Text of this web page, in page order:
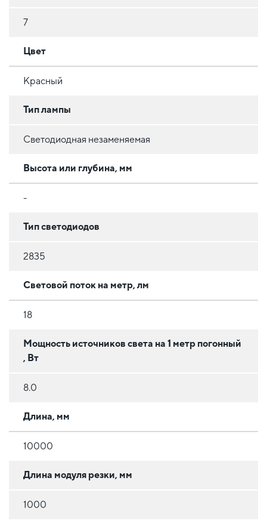
7
Цвет
Красный
Тип лампы
Светодиодная незаменяемая
Высота или глубина, мм
-
Тип светодиодов
2835
Световой поток на метр, лм
18
Мощность источников света на 1 метр погонный
, Вт
8.0
Длина, мм
10000
Длина модуля резки, мм
1000